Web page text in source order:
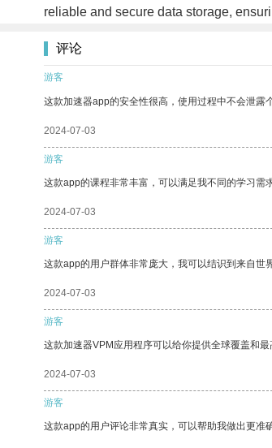
reliable and secure data storage,
评论
游客
这款加速器app的安全性很高，使用过程中不会泄露
2024-07-03
游客
这款app的课程非常丰富，可以满足我不同的学习需
2024-07-03
游客
这款app的用户群体非常庞大，我可以结识到来自世
2024-07-03
游客
这款加速器VPM应用程序可以给你提供全球覆盖和最
2024-07-03
游客
这款app的用户评论非常真实，可以帮助我做出更准